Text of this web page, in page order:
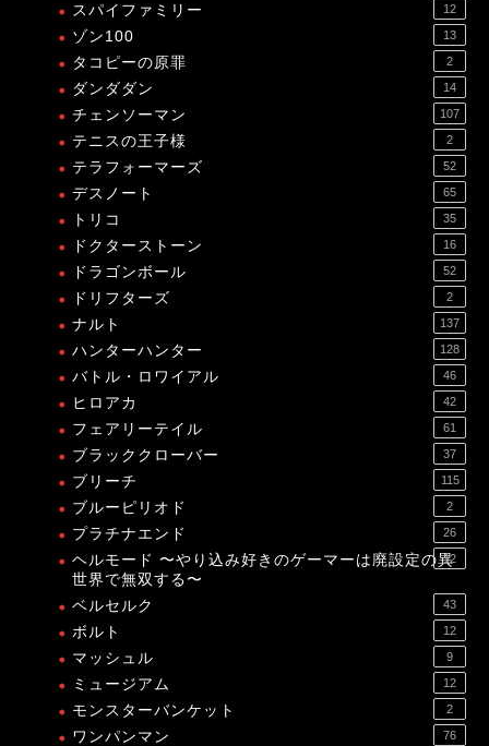
スパイファミリー 12
ゾン100 13
タコピーの原罪 2
ダンダダン 14
チェンソーマン 107
テニスの王子様 2
テラフォーマーズ 52
デスノート 65
トリコ 35
ドクターストーン 16
ドラゴンボール 52
ドリフターズ 2
ナルト 137
ハンターハンター 128
バトル・ロワイアル 46
ヒロアカ 42
フェアリーテイル 61
ブラッククローバー 37
ブリーチ 115
ブルーピリオド 2
プラチナエンド 26
ヘルモード 〜やり込み好きのゲーマーは廃設定の異
世界で無双する〜
12
ベルセルク 43
ボルト 12
マッシュル 9
ミュージアム 12
モンスターバンケット 2
ワンパンマン 76